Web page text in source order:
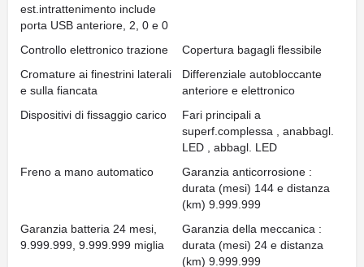
est.intrattenimento include
porta USB anteriore, 2, 0 e 0
Controllo elettronico trazione
Copertura bagagli flessibile
Cromature ai finestrini laterali
e sulla fiancata
Differenziale autobloccante
anteriore e elettronico
Dispositivi di fissaggio carico
Fari principali a
superf.complessa , anabbagl.
LED , abbagl. LED
Freno a mano automatico
Garanzia anticorrosione :
durata (mesi) 144 e distanza
(km) 9.999.999
Garanzia batteria 24 mesi,
9.999.999, 9.999.999 miglia
Garanzia della meccanica :
durata (mesi) 24 e distanza
(km) 9.999.999